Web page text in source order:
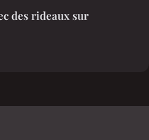
des rideaux sur